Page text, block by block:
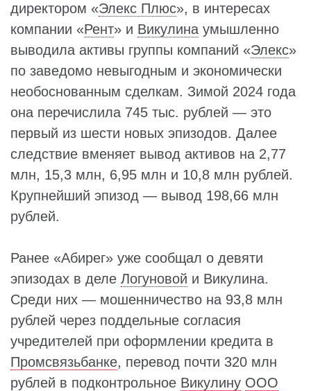
директором «Элекс Плюс», в интересах
компании «Рент» и Викулина умышленно
выводила активы группы компаний «Элекс»
по заведомо невыгодным и экономически
необоснованным сделкам. Зимой 2024 года
она перечислила 745 тыс. рублей — это
первый из шести новых эпизодов. Далее
следствие вменяет вывод активов на 2,77
млн, 15,3 млн, 6,95 млн и 10,8 млн рублей.
Крупнейший эпизод — вывод 198,66 млн
рублей.
Ранее «Абирег» уже сообщал о девяти
эпизодах в деле Логуновой и Викулина.
Среди них — мошенничество на 93,8 млн
рублей через поддельные согласия
учредителей при оформлении кредита в
Промсвязьбанке, перевод почти 320 млн
рублей в подконтрольное Викулину ООО